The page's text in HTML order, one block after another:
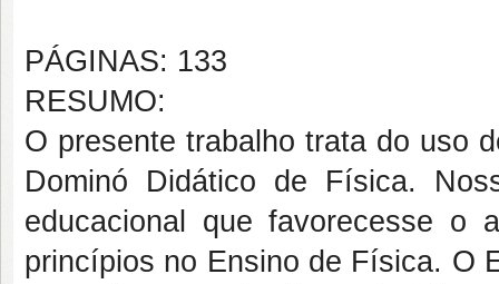
PÁGINAS: 133
RESUMO:
O presente trabalho trata do uso
Dominó Didático de Física.
educacional que favorecesse o
princípios no Ensino de Física. O